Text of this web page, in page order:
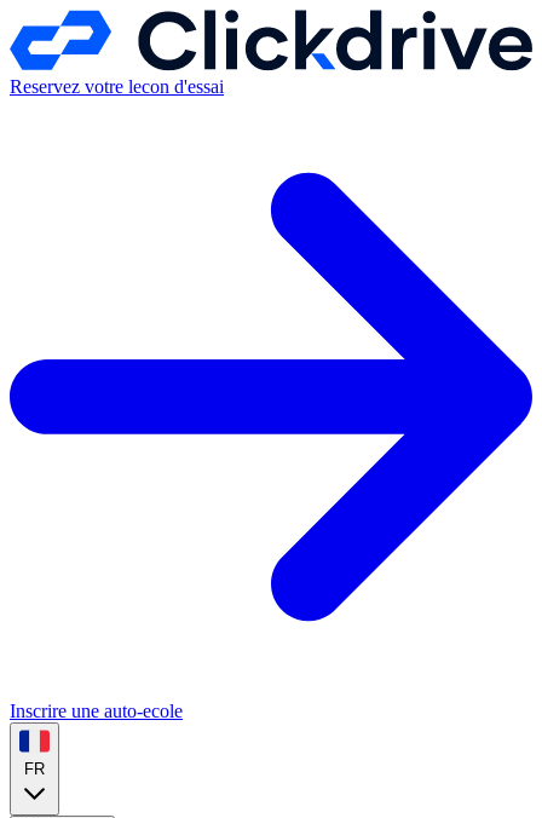
Reservez votre lecon d'essai
Inscrire une auto-ecole
FR